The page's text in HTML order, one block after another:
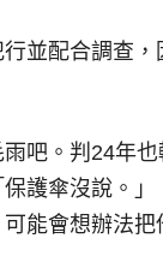
並配合調查
吧。判24年
護傘沒說。
能會想辦法把